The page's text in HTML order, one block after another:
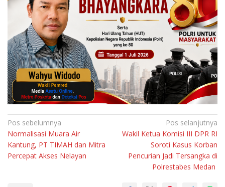
Navigasi
pos
Pos sebelumnya
Normalisasi Muara Air
Kantung, PT TIMAH dan Mitra
Percepat Akses Nelayan
Pos selanjutnya
Wakil Ketua Komisi III DPR RI
Soroti Kasus Korban
Pencurian Jadi Tersangka di
Polrestabes Medan